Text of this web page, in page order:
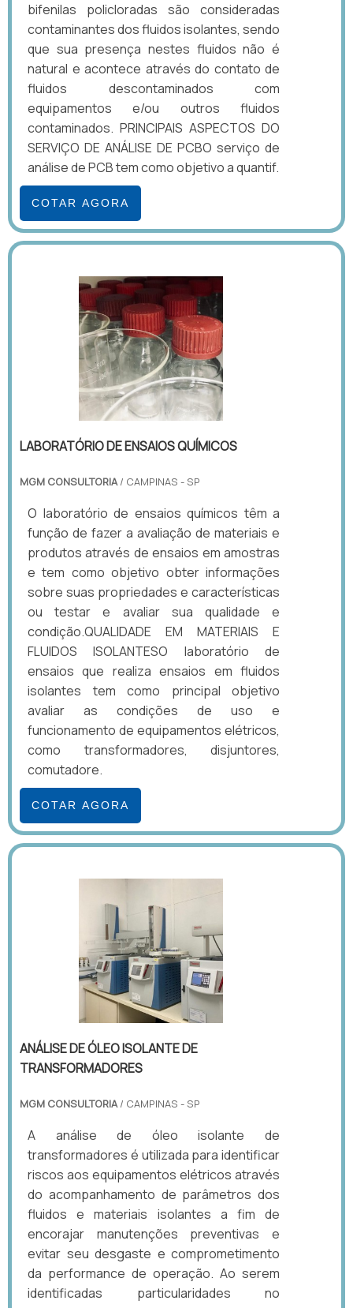
bifenilas policloradas são consideradas
contaminantes dos fluidos isolantes, sendo
que sua presença nestes fluidos não é
natural e acontece através do contato de
fluidos descontaminados com
equipamentos e/ou outros fluidos
contaminados. PRINCIPAIS ASPECTOS DO
SERVIÇO DE ANÁLISE DE PCBO serviço de
análise de PCB tem como objetivo a quantif.
COTAR AGORA
LABORATÓRIO DE ENSAIOS QUÍMICOS
MGM CONSULTORIA/ CAMPINAS - SP
O laboratório de ensaios químicos têm a
função de fazer a avaliação de materiais e
produtos através de ensaios em amostras
e tem como objetivo obter informações
sobre suas propriedades e características
ou testar e avaliar sua qualidade e
condição.QUALIDADE EM MATERIAIS E
FLUIDOS ISOLANTESO laboratório de
ensaios que realiza ensaios em fluidos
isolantes tem como principal objetivo
avaliar as condições de uso e
funcionamento de equipamentos elétricos,
como transformadores, disjuntores,
comutadore.
COTAR AGORA
ANÁLISE DE ÓLEO ISOLANTE DE
TRANSFORMADORES
MGM CONSULTORIA/ CAMPINAS - SP
A análise de óleo isolante de
transformadores é utilizada para identificar
riscos aos equipamentos elétricos através
do acompanhamento de parâmetros dos
fluidos e materiais isolantes a fim de
encorajar manutenções preventivas e
evitar seu desgaste e comprometimento
da performance de operação. Ao serem
identificadas particularidades no